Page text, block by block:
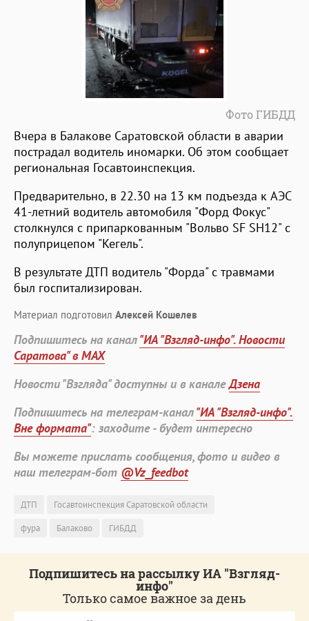
Фото ГИБДД
Вчера в Балакове Саратовской области в аварии
пострадал водитель иномарки. Об этом сообщает
региональная Госавтоинспекция.
Предварительно, в 22.30 на 13 км подъезда к АЭС
41-летний водитель автомобиля "Форд Фокус"
столкнулся с припаркованным "Вольво SF SH12" с
полуприцепом "Кегель".
В результате ДТП водитель "Форда" с травмами
был госпитализирован.
Материал подготовил Алексей Кошелев
Подпишитесь на канал"ИА "Взгляд-инфо". Новости
Саратова" в MAX
Новости "Взгляда" доступны и в каналеДзена
Подпишитесь на телеграм-канал"ИА "Взгляд-инфо".
Вне формата": заходите - будет интересно
Вы можете прислать сообщения, фото и видео в
наш телеграм-бот @Vz_feedbot
ДТП
Госавтоинспекция Саратовской области
фура
Балаково ГИБДД
Подпишитесь на рассылку ИА "Взгляд-
инфо"
Только самое важное за день